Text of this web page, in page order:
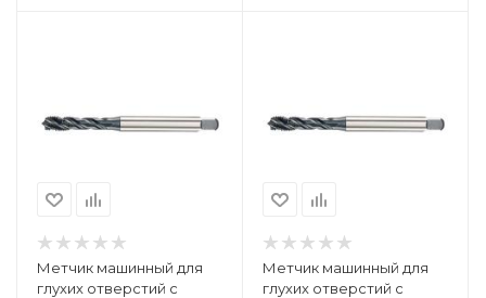
Метчик машинный для
глухих отверстий с
Метчик машинный для
глухих отверстий с